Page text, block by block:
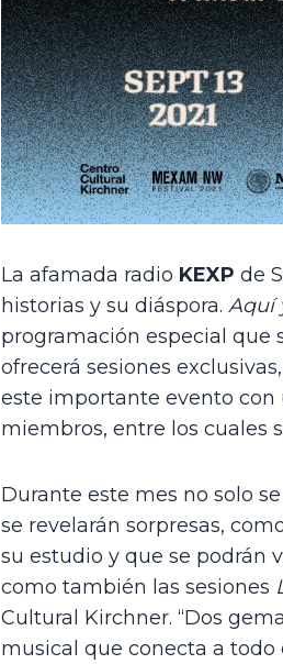
La afamada radio KEXP de
historias y su diáspora. Aquí
programación especial que
ofrecerá sesiones
este importante evento con
miembros, entre los cuales
Durante este mes no solo
se revelarán sorpresas,
su estudio y que se podrán
como también las sesiones
Cultural Kirchner. “Dos
musical que conecta a todo